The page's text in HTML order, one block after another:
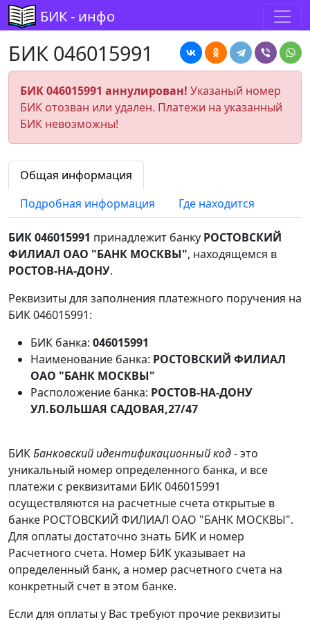
БИК - инфо
БИК 046015991
БИК 046015991 аннулирован! Указаный номер
БИК отозван или удален. Платежи на указанный
БИК невозможны!
Общая информация
Подробная информация
Где находится
БИК 046015991 принадлежит банку РОСТОВСКИЙ
ФИЛИАЛ ОАО "БАНК МОСКВЫ", находящемся в
РОСТОВ-НА-ДОНУ.
Реквизиты для заполнения платежного поручения на
БИК 046015991:
БИК банка: 046015991
Наименование банка: РОСТОВСКИЙ ФИЛИАЛ
ОАО "БАНК МОСКВЫ"
Расположение банка: РОСТОВ-НА-ДОНУ
УЛ.БОЛЬШАЯ САДОВАЯ,27/47
БИКБанковский идентификационный код- это
уникальный номер определенного банка, и все
платежи с реквизитами БИК 046015991
осуществляются на расчетные счета открытые в
банке РОСТОВСКИЙ ФИЛИАЛ ОАО "БАНК МОСКВЫ".
Для оплаты достаточно знать БИК и номер
Расчетного счета. Номер БИК указывает на
определенный банк, а номер расчетного счета на
конкретный счет в этом банке.
Если для оплаты у Вас требуют прочие реквизиты